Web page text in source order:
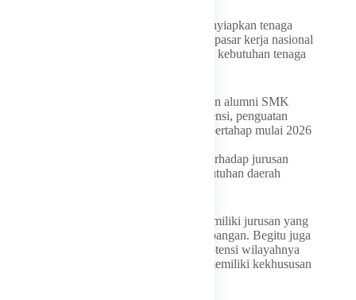
Langkah tersebut diproyeksikan untuk menyiapkan tenaga
kerja muda NTB yang mampu bersaing di pasar kerja nasional
maupun internasional, termasuk memenuhi kebutuhan tenaga
Pemprov NTB bahkan menargetkan ratusan alumni SMK
mendapatkan pelatihan, sertifikasi kompetensi, penguatan
bahasa asing, dan magang industri secara bertahap mulai 2026
Iqbal juga meminta evaluasi menyeluruh terhadap jurusan
SMK agar benar-benar sesuai dengan kebutuhan daerah
“Daerah pertambangan misalnya harus memiliki jurusan yang
relevan dengan kebutuhan industri pertambangan. Begitu juga
daerah lain harus menyesuaikan dengan potensi wilayahnya
masing-masing sehingga ada SMK yang memiliki kekhususan